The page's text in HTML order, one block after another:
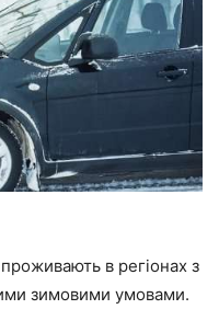
в регіонах з
зимовими умовами.